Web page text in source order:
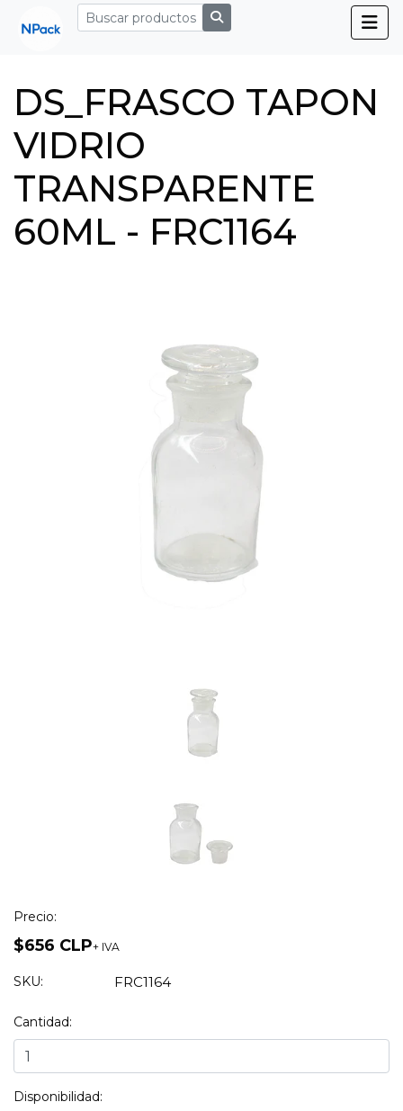
DS_FRASCO TAPON
VIDRIO
TRANSPARENTE
60ML - FRC1164
Precio:
$656 CLP+ IVA
SKU: FRC1164
Cantidad:
Disponibilidad: